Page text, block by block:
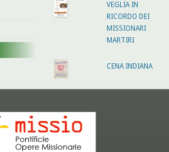
VEGLIA IN
RICORDO DEI
MISSIONARI
MARTIRI
CENA INDIANA